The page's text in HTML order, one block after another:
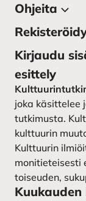
Tietoa
Lehden
seura
Ohjeita
Kirjoittajan
Lähetä
Kirjaudu
esittely
joka käsittelee
tutkimusta.
kulttuurin
Kulttuurin
monitieteisesti
toiseuden,